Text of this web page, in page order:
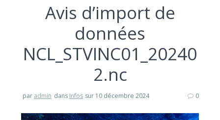
Avis d’import de
données
NCL_STVINC01_20240
2.nc
par admin dans Infos sur 10 décembre 2024 0